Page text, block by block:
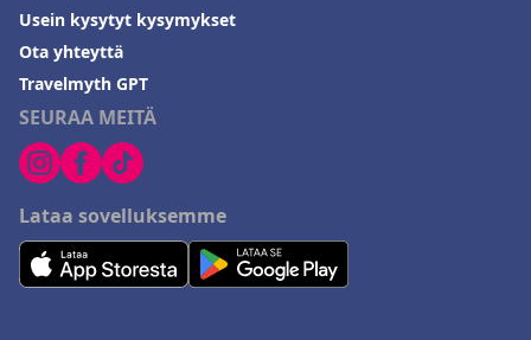
SEURAA MEITÄ
Lataa sovelluksemme
Usein kysytyt kysymykset
Ota yhteyttä
Travelmyth GPT